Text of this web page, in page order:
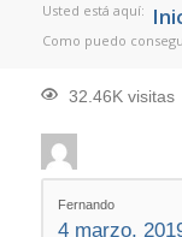
Usted está aquí:
Como puedo
32.46K visitas
Fernando
4 marzo,